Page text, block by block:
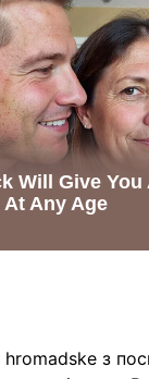
hromadske з